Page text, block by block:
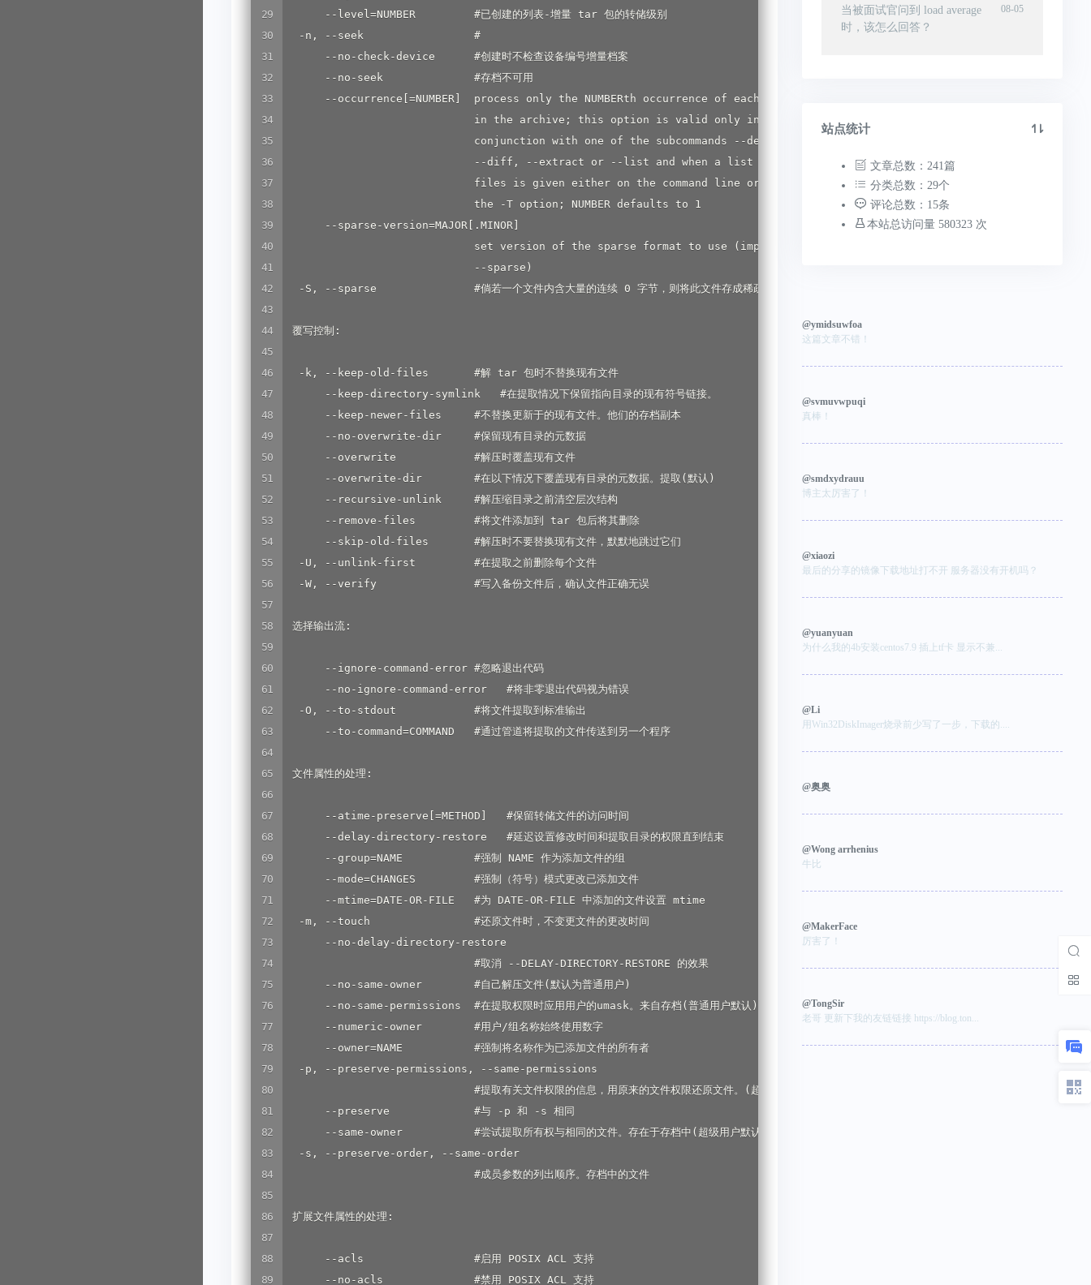
      --level=NUMBER         #已创建的列表-增量 tar 包的转储级别
  -n, --seek                 #
      --no-check-device      #创建时不检查设备编号增量档案
      --no-seek              #存档不可用
      --occurrence[=NUMBER]  process only the NUMBERth occurrence of each file
                             in the archive; this option is valid only in
                             conjunction with one of the subcommands --delete,
                             --diff, --extract or --list and when a list of
                             files is given either on the command line or via
                             the -T option; NUMBER defaults to 1
      --sparse-version=MAJOR[.MINOR]
                             set version of the sparse format to use (implies
                             --sparse)
  -S, --sparse               #倘若一个文件内含大量的连续 0 字节，则将此文件存成稀疏文件
覆写控制:
  -k, --keep-old-files       #解 tar 包时不替换现有文件
      --keep-directory-symlink   #在提取情况下保留指向目录的现有符号链接。
      --keep-newer-files     #不替换更新于的现有文件。他们的存档副本
      --no-overwrite-dir     #保留现有目录的元数据
      --overwrite            #解压时覆盖现有文件
      --overwrite-dir        #在以下情况下覆盖现有目录的元数据。提取(默认)
      --recursive-unlink     #解压缩目录之前清空层次结构
      --remove-files         #将文件添加到 tar 包后将其删除
      --skip-old-files       #解压时不要替换现有文件，默默地跳过它们
  -U, --unlink-first         #在提取之前删除每个文件
  -W, --verify               #写入备份文件后，确认文件正确无误
选择输出流:
      --ignore-command-error #忽略退出代码
      --no-ignore-command-error   #将非零退出代码视为错误
  -O, --to-stdout            #将文件提取到标准输出
      --to-command=COMMAND   #通过管道将提取的文件传送到另一个程序
文件属性的处理:
      --atime-preserve[=METHOD]   #保留转储文件的访问时间
      --delay-directory-restore   #延迟设置修改时间和提取目录的权限直到结束
      --group=NAME           #强制 NAME 作为添加文件的组
      --mode=CHANGES         #强制（符号）模式更改已添加文件
      --mtime=DATE-OR-FILE   #为 DATE-OR-FILE 中添加的文件设置 mtime
  -m, --touch                #还原文件时，不变更文件的更改时间
      --no-delay-directory-restore
                             #取消 --DELAY-DIRECTORY-RESTORE 的效果
      --no-same-owner        #自己解压文件(默认为普通用户)
      --no-same-permissions  #在提取权限时应用用户的umask。来自存档(普通用户默认)
      --numeric-owner        #用户/组名称始终使用数字
      --owner=NAME           #强制将名称作为已添加文件的所有者
  -p, --preserve-permissions, --same-permissions
                             #提取有关文件权限的信息，用原来的文件权限还原文件。(超级用户默认)
      --preserve             #与 -p 和 -s 相同
      --same-owner           #尝试提取所有权与相同的文件。存在于存档中(超级用户默认)
  -s, --preserve-order, --same-order
                             #成员参数的列出顺序。存档中的文件
扩展文件属性的处理:
      --acls                 #启用 POSIX ACL 支持
      --no-acls              #禁用 POSIX ACL 支持
08-05
当被面试官问到 load average
时，该怎么回答？
站点统计
文章总数：241篇
分类总数：29个
评论总数：15条
本站总访问量 580323 次
@ymidsuwfoa
这篇文章不错！
@svmuvwpuqi
真棒！
@smdxydrauu
博主太厉害了！
@xiaozi
最后的分享的镜像下载地址打不开 服务器没有开机吗？
@yuanyuan
为什么我的4b安装centos7.9 插上tf卡 显示不兼...
@Li
用Win32DiskImager烧录前少写了一步，下载的....
@奥奥
@Wong arrhenius
牛比
@MakerFace
厉害了！
@TongSir
老哥 更新下我的友链链接 https://blog.ton...